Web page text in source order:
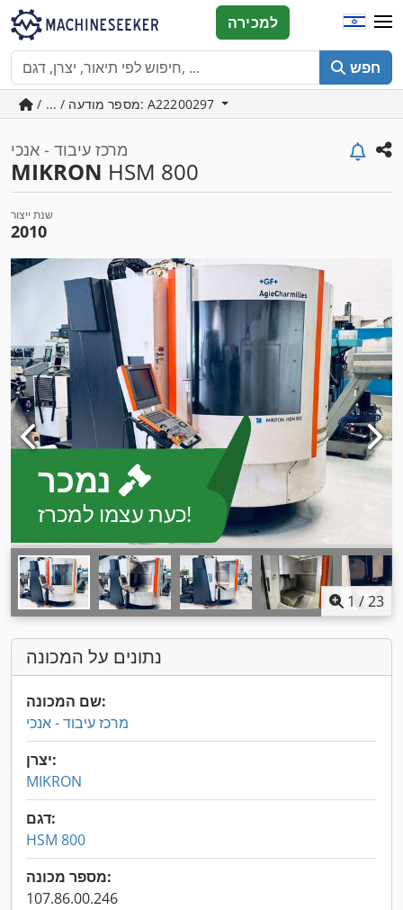
חפש
למכירה
/ ... / מספר מודעה: A22200297
מרכז עיבוד - אנכי
MIKRON HSM 800
שנת ייצור
2010
כעת עצמו למכרז!
1 /23
נתונים על המכונה
שם המכונה:
מרכז עיבוד - אנכי
יצרן:
MIKRON
דגם:
HSM 800
מספר מכונה:
107.86.00.246